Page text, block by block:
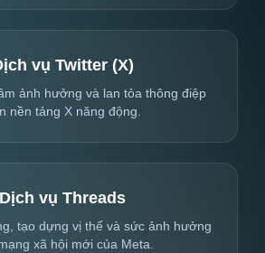
vụ Twitter (X)
ảnh hưởng và lan tỏa thông điệp
nền tảng X năng động.
Dịch vụ Threads
tạo dựng vị thế và sức ảnh hưởng
xã hội mới của Meta.